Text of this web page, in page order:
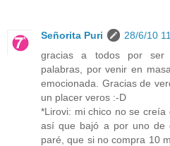
Señorita Puri
28/6/10
gracias a todos por ser
palabras, por venir en
emocionada. Gracias de
un placer veros :-D
*Lirovi: mi chico no se creía
así que bajó a por uno de
paré, que si no compra 10